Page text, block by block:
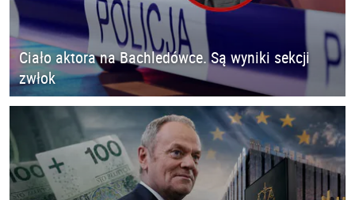
Ciało aktora na Bachledówce. Są wyniki sekcji
zwłok